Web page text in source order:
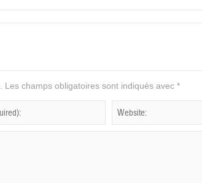
Les champs obligatoires sont indiqués avec *